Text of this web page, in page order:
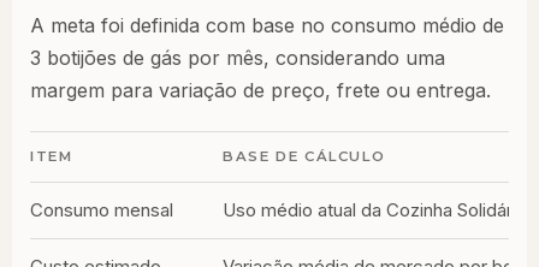
A meta foi definida com base no consumo médio de
3 botijões de gás por mês, considerando uma
margem para variação de preço, frete ou entrega.
ITEM BASE DE CÁLCULO
Consumo mensal Uso médio atual da Cozinha Solidária.